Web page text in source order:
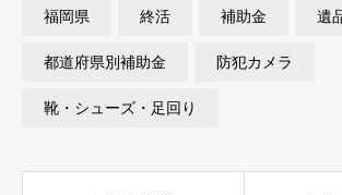
福岡県 終活 補助金 遺
都道府県別補助金 防犯カメラ
靴・シューズ・足回り